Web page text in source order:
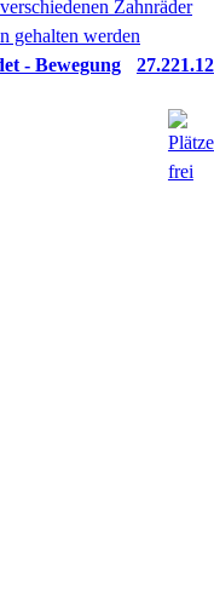
- Bewegung
27.221.12